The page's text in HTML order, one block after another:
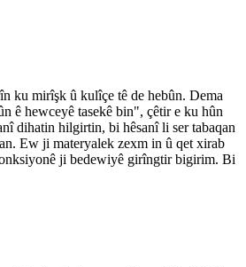
ku mirîşk û kulîçe tê de hebûn. Dema
ê hewceyê tasekê bin", çêtir e ku hûn
dihatin hilgirtin, bi hêsanî li ser tabaqan
Ew ji materyalek zexm in û qet xirab
ji bedewiyê girîngtir bigirim. Bi